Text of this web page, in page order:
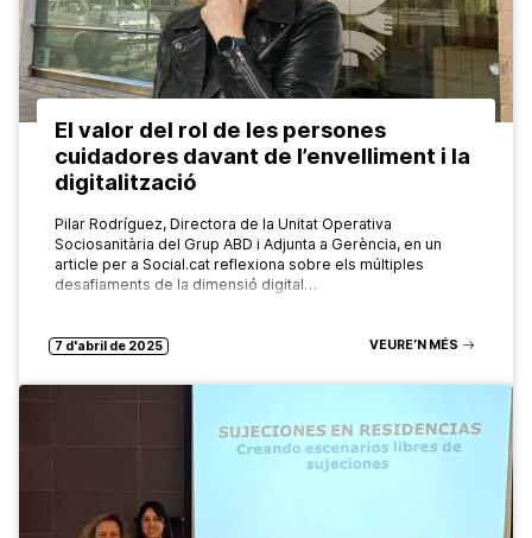
El valor del rol de les persones
cuidadores davant de l’envelliment i la
digitalització
Pilar Rodríguez, Directora de la Unitat Operativa
Sociosanitària del Grup ABD i Adjunta a Gerència, en un
article per a Social.cat reflexiona sobre els múltiples
desafiaments de la dimensió digital…
7 d'abril de 2025 VEURE’N MÉS